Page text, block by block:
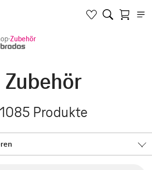
·Zubehör
Zubehör
1085 Produkte